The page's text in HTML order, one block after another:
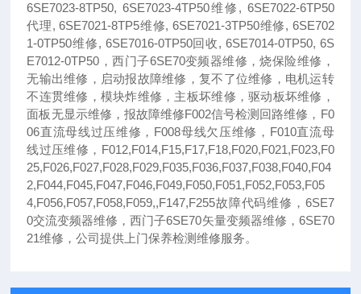
6SE7023-8TP50, 6SE7023-4TP50维修, 6SE7022-6TP50
代理, 6SE7021-8TP5维修, 6SE7021-3TP50维修, 6SE702
1-0TP50维修, 6SE7016-0TP50回收, 6SE7014-0TP50, 6S
E7012-0TP50，西门子6SE70变频器维修，烧保险维修，
无输出维修，启动报故障维修，复不了位维修，电机运转
不连贯维修，模块炸维修，主板坏维修，驱动板坏维修，
面板无显示维修，报故障维修F002信号检测回路维修，F0
06直流母线过压维修，F008母线欠压维修，F010直流母
线过压维修，F012,F014,F15,F17,F18,F020,F021,F023,F0
25,F026,F027,F028,F029,F035,F036,F037,F038,F040,F04
2,F044,F045,F047,F046,F049,F050,F051,F052,F053,F05
4,F056,F057,F058,F059,,F147,F255故障代码维修，6SE7
0交流变频器维修，西门子6SE70矢量变频器维修，6SE70
21维修，公司提供上门保养检测维修服务。